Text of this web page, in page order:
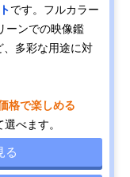
です。フルカラー
ーンでの映像鑑
、多彩な用途に対
格で楽しめる
べます。
る